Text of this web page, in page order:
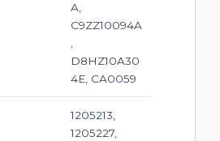
A,
C9ZZ10094A
D8HZ10A30
4E, CA0059
1205213,
1205227,